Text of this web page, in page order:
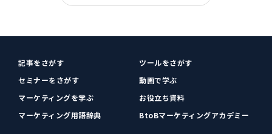
記事をさがす
ツールをさがす
セミナーをさがす
動画で学ぶ
マーケティングを学ぶ
お役立ち資料
マーケティング用語辞典
BtoBマーケティングアカデミー